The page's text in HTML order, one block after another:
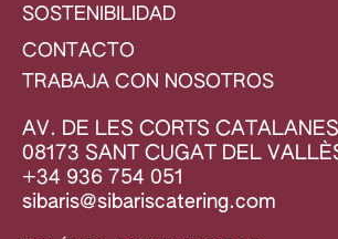
SOSTENIBILIDAD
CONTACTO
TRABAJA CON NOSOTROS
AV. DE LES CORTS
08173 SANT CUGAT DEL
+34 936 754 051
sibaris@sibariscatering.com